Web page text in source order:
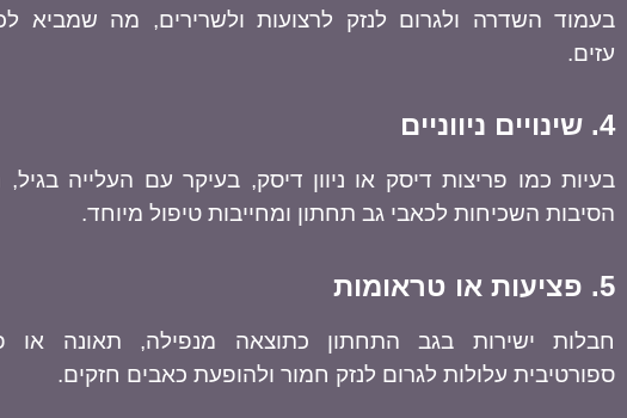
בעמוד השדרה ולגרום לנזק לרצועות ולשרירים, מה שמביא
עזים.
4. שינויים ניווניים
בעיות כמו פריצות דיסק או ניוון דיסק, בעיקר עם העלייה בגיל,
הסיבות השכיחות לכאבי גב תחתון ומחייבות טיפול מיוחד.
5. פציעות או טראומות
חבלות ישירות בגב התחתון כתוצאה מנפילה, תאונה או
ספורטיבית עלולות לגרום לנזק חמור ולהופעת כאבים חזקים.